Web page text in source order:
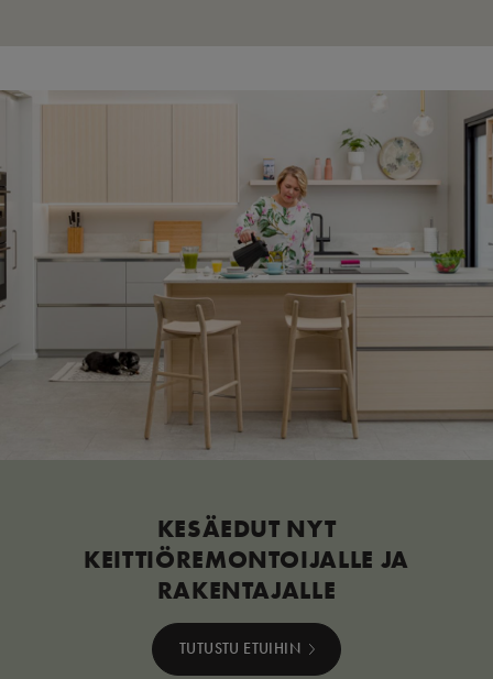
KESÄEDUT NYT
KEITTIÖREMONTOIJALLE JA
RAKENTAJALLE
TUTUSTU ETUIHIN